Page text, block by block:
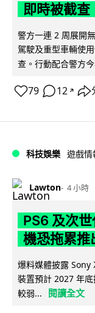
即時被截查
警方一連 2 周展開
駕駛及重型車輛使
查。行動配合警方
79 12 ↗
科技娛樂 遊戲情
Lawton 4 小時
PS6 及次
機恐拖累推
爆料媒體披露 Sony
裝置預計 2027 年底
較弱...
閱讀全文